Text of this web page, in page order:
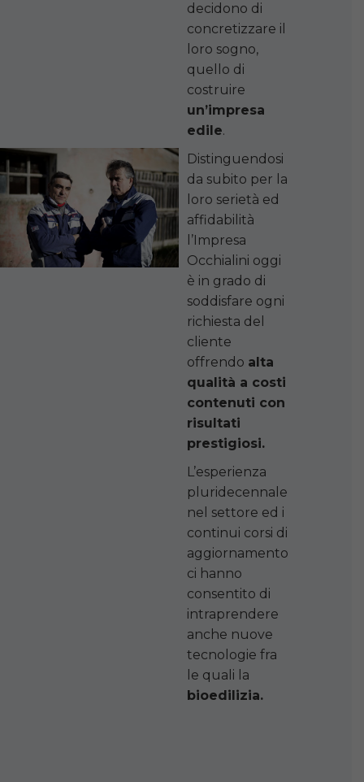
decidono di
concretizzare il
loro sogno,
quello di
costruire
un’impresa
edile.
Distinguendosi
da subito per la
loro serietà ed
affidabilità
l’Impresa
Occhialini oggi
è in grado di
soddisfare ogni
richiesta del
cliente
offrendo alta
qualità a costi
contenuti con
risultati
prestigiosi.
L’esperienza
pluridecennale
nel settore ed i
continui corsi di
aggiornamento
ci hanno
consentito di
intraprendere
anche nuove
tecnologie fra
le quali la
bioedilizia.